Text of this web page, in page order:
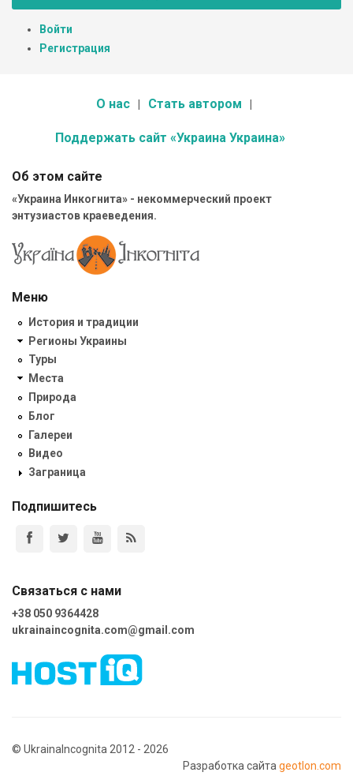
Войти
Регистрация
О нас Стать автором
Поддержать сайт «Украина Украина»
Об этом сайте
«Украина Инкогнита» - некоммерческий проект
энтузиастов краеведения.
Меню
История и традиции
Регионы Украины
Туры
Места
Природа
Блог
Галереи
Видео
Заграница
Подпишитесь
Связаться с нами
+38 050 9364428
ukrainaincognita.com@gmail.com
© UkrainaIncognita 2012 - 2026
Разработка сайта geotlon.com